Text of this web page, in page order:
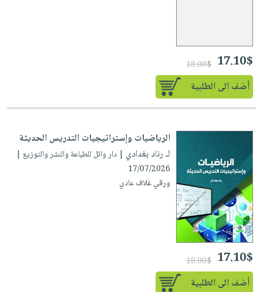
17.10$
18.00$
أضف الى الطلبية
الرياضيات وإستراتيجيات التدريس الحديثة
لـ رناد بغدادي | دار وائل للطباعة والنشر والتوزيع |
17/07/2026
ورقي غلاف عادي
17.10$
18.00$
أضف الى الطلبية